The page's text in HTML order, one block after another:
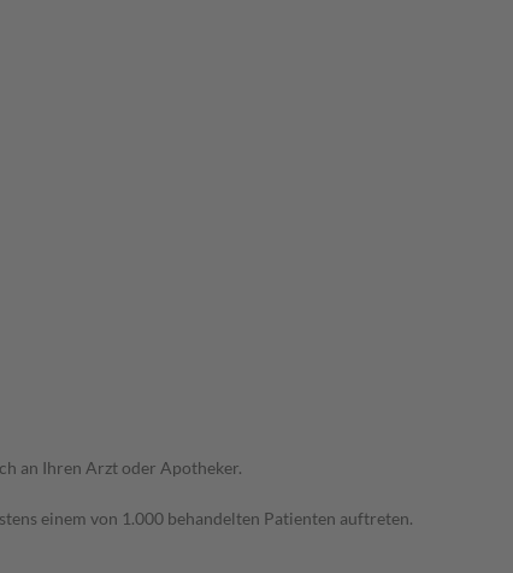
an Ihren Arzt oder Apotheker.
einem von 1.000 behandelten Patienten auftreten.